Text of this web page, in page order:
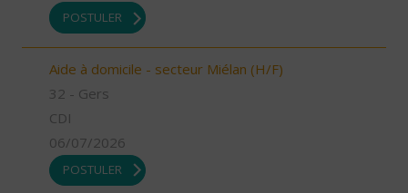
POSTULER
Aide à domicile - secteur Miélan (H/F)
32 - Gers
CDI
06/07/2026
POSTULER